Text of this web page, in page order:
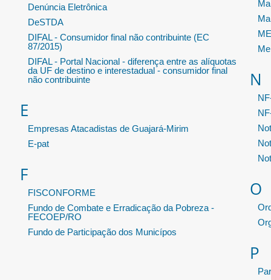
Denúncia Eletrônica
DeSTDA
DIFAL - Consumidor final não contribuinte (EC
87/2015)
DIFAL - Portal Nacional - diferença entre as alíquotas
da UF de destino e interestadual - consumidor final
não contribuinte
E
Empresas Atacadistas de Guajará-Mirim
E-pat
F
FISCONFORME
Fundo de Combate e Erradicação da Pobreza -
FECOEP/RO
Fundo de Participação dos Municípos
N
O
P